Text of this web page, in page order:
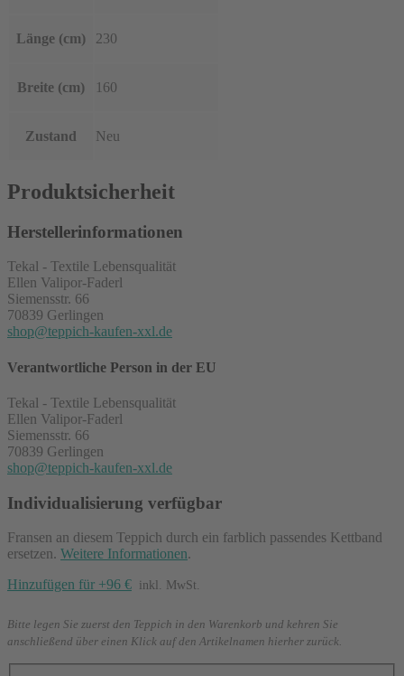
Länge (cm) 230
Breite (cm) 160
Zustand Neu
Produktsicherheit
Herstellerinformationen
Tekal - Textile Lebensqualität
Ellen Valipor-Faderl
Siemensstr. 66
70839 Gerlingen
shop@teppich-kaufen-xxl.de
Verantwortliche Person in der EU
Tekal - Textile Lebensqualität
Ellen Valipor-Faderl
Siemensstr. 66
70839 Gerlingen
shop@teppich-kaufen-xxl.de
Individualisierung verfügbar
Fransen an diesem Teppich durch ein farblich passendes Kettband
ersetzen. Weitere Informationen.
Hinzufügen für +96 € inkl. MwSt.
Bitte legen Sie zuerst den Teppich in den Warenkorb und kehren Sie
anschließend über einen Klick auf den Artikelnamen hierher zurück.